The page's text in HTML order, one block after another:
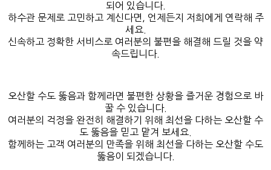
되어 있습니다.
하수관 문제로 고민하고 계신다면, 언제든지 저희에게 연락해 주
세요.
신속하고 정확한 서비스로 여러분의 불편을 해결해 드릴 것을 약
속드립니다.
오산할 수도 뚫음과 함께라면 불편한 상황을 즐거운 경험으로 바
꿀 수 있습니다.
여러분의 걱정을 완전히 해결하기 위해 최선을 다하는 오산할 수
도 뚫음을 믿고 맡겨 보세요.
함께하는 고객 여러분의 만족을 위해 최선을 다하는 오산할 수도
뚫음이 되겠습니다.